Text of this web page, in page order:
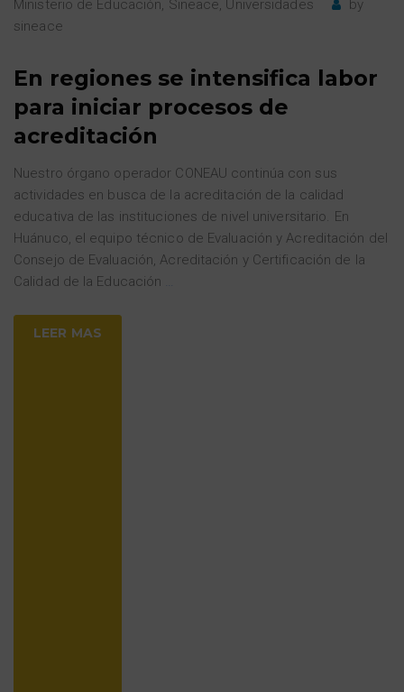
Ministerio de Educación, Sineace, Universidades
by
sineace
En regiones se intensifica labor
para iniciar procesos de
acreditación
Nuestro órgano operador CONEAU continúa con sus
actividades en busca de la acreditación de la calidad
educativa de las instituciones de nivel universitario. En
Huánuco, el equipo técnico de Evaluación y Acreditación del
Consejo de Evaluación, Acreditación y Certificación de la
Calidad de la Educación
LEER MAS